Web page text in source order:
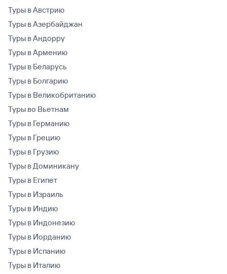
Туры в Австрию
Туры в Азербайджан
Туры в Андорру
Туры в Армению
Туры в Беларусь
Туры в Болгарию
Туры в Великобританию
Туры во Вьетнам
Туры в Германию
Туры в Грецию
Туры в Грузию
Туры в Доминикану
Туры в Египет
Туры в Израиль
Туры в Индию
Туры в Индонезию
Туры в Иорданию
Туры в Испанию
Туры в Италию